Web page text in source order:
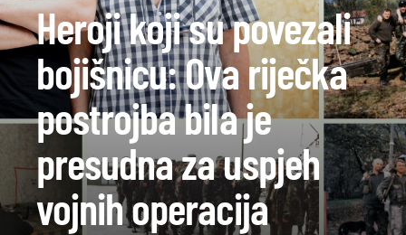
Heroji koji su povezali
bojišnicu: Ova riječka
postrojba bila je
presudna za uspjeh
vojnih operacija